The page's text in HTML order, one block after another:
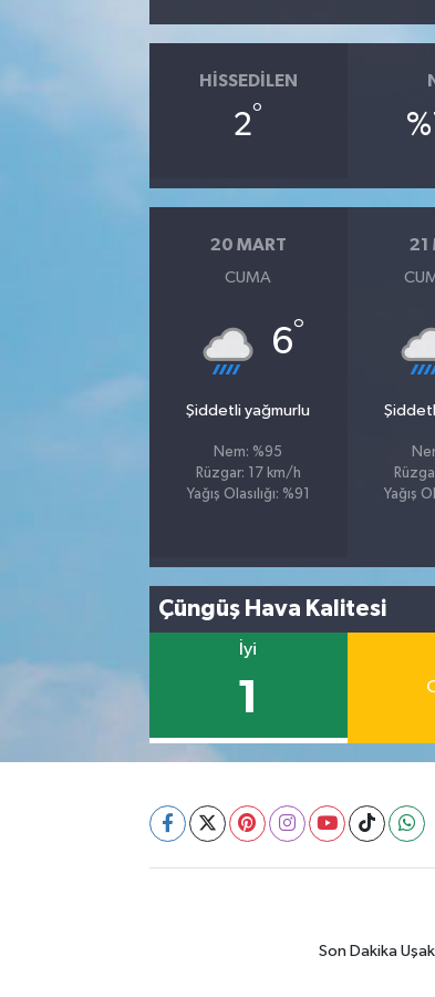
HISSEDILEN
2°
20 MART
CUMA
6°
Şiddetli yağmurlu
Nem: %95
Rüzgar: 17 km/h
Yağış Olasılığı: %91
21
Yağış
Çüngüş Hava Kalitesi
İyi
1
Son Dakika